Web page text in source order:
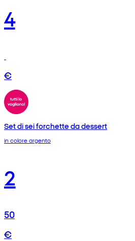
4
€
Set di sei forchette da dessert
in colore argento
2
50
€